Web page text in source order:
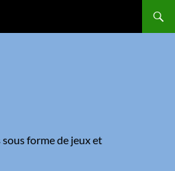
forme de jeux et